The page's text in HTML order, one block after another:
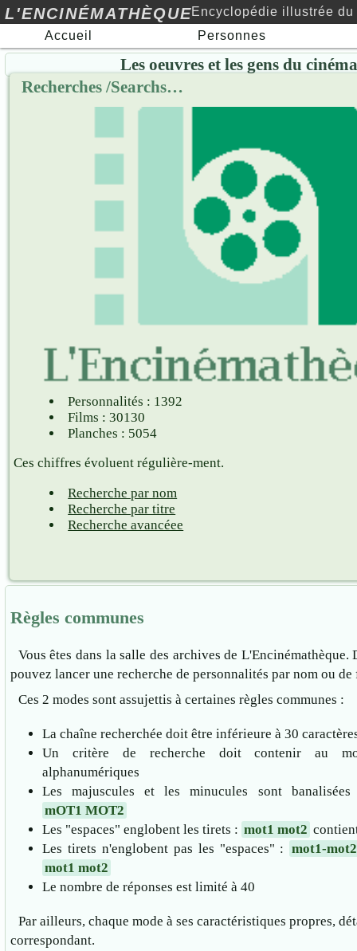
L'ENCINÉMATHÈQUEEncyclopédie illustrée du
cinéma au xxe siècle…
Accueil Personnes
Les oeuvres et les gens du cinéma
Recherches /Searchs…
Personnalités : 1392
Films : 30130
Planches : 5054
Ces chiffres évoluent régulière-ment.
Recherche par nom
Recherche par titre
Recherche avancéee
Règles communes
Vous êtes dans la salle des archives de L'Encinémathèque.
pouvez lancer une recherche de personnalités par nom ou
Ces 2 modes sont assujettis à certaines règles communes :
La chaîne recherchée doit être inférieure à 30
Un critère de recherche doit contenir au
alphanumériques
Les majuscules et les minucules sont
mOT1 MOT2
Les "espaces" englobent les tirets : mot1 mot2
Les tirets n'englobent pas les "espaces" : mot1-mot2
mot1 mot2
Le nombre de réponses est limité à 40
Par ailleurs, chaque mode à ses caractéristiques propres,
correspondant.